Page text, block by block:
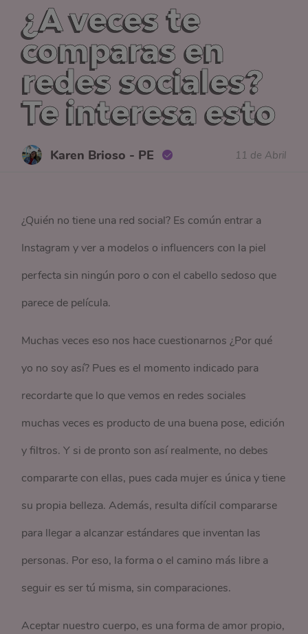
¿A veces te
comparas en
redes sociales?
Te interesa esto
Karen Brioso - PE 11 de Abril
¿Quién no tiene una red social? Es común entrar a
Instagram y ver a modelos o influencers con la piel
perfecta sin ningún poro o con el cabello sedoso que
parece de película.
Muchas veces eso nos hace cuestionarnos ¿Por qué
yo no soy así? Pues es el momento indicado para
recordarte que lo que vemos en redes sociales
muchas veces es producto de una buena pose, edición
y filtros. Y si de pronto son así realmente, no debes
compararte con ellas, pues cada mujer es única y tiene
su propia belleza. Además, resulta difícil compararse
para llegar a alcanzar estándares que inventan las
personas. Por eso, la forma o el camino más libre a
seguir es ser tú misma, sin comparaciones.
Aceptar nuestro cuerpo, es una forma de amor propio,